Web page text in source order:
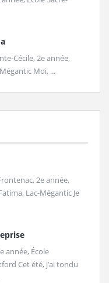
Cécile, 2e année,
Moi, ...
2e année,
Lac-Mégantic Je
année, École
Cet été, j’ai tondu